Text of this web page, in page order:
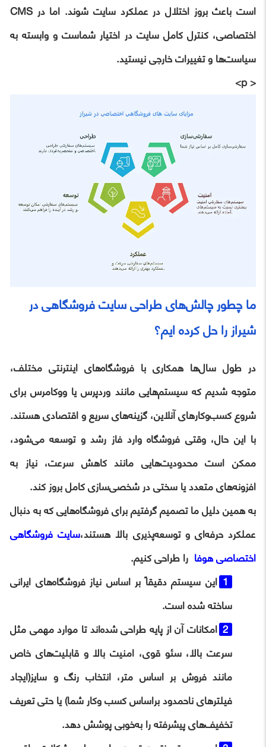
است باعث بروز اختلال در عملکرد سایت شوند. اما در CMS
اختصاصی، کنترل کامل سایت در اختیار شماست و وابسته به
سیاست‌ها و تغییرات خارجی نیستید.
< p>
ما چطور چالش‌های طراحی سایت فروشگاهی در
شیراز را حل کرده ایم؟
در طول سال‌ها همکاری با فروشگاه‌های اینترنتی مختلف،
متوجه شدیم که سیستم‌هایی مانند وردپرس یا ووکامرس برای
شروع کسب‌وکارهای آنلاین، گزینه‌های سریع و اقتصادی هستند.
با این حال، وقتی فروشگاه وارد فاز رشد و توسعه می‌شود،
ممکن است محدودیت‌هایی مانند کاهش سرعت، نیاز به
افزونه‌های متعدد یا سختی در شخصی‌سازی کامل بروز کند.
به همین دلیل ما تصمیم گرفتیم برای فروشگاه‌هایی که به دنبال
عملکرد حرفه‌ای و توسعه‌پذیری بالا هستند،سایت فروشگاهی
اختصاصی هوفا را طراحی کنیم.
این سیستم دقیقاً بر اساس نیاز فروشگاه‌های ایرانی
ساخته شده است.
امکانات آن از پایه طراحی شده‌اند تا موارد مهمی مثل
سرعت بالا، سئو قوی، امنیت بالا و قابلیت‌های خاص
مانند فروش بر اساس متر، انتخاب رنگ و سایز(ایجاد
فیلترهای ناحمدود براساس کسب وکار شما) یا حتی تعریف
تخفیف‌های پیشرفته را به‌خوبی پوشش دهد.